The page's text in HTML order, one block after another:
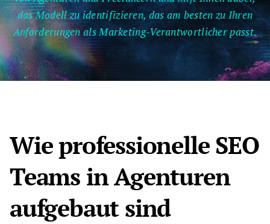
das Modell zu identifizieren, das am besten zu Ihren
Anforderungen als Marketing-Verantwortlicher passt.
Wie professionelle SEO
Teams in Agenturen
aufgebaut sind